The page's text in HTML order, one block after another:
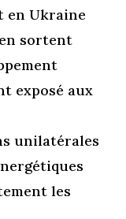
en Ukraine
sortent
exposé aux
unilatérales
les